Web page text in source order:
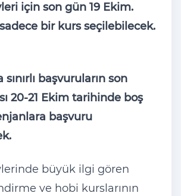
için son gün 19 Ekim.
bir kurs seçilebilecek.
başvuruların son
20-21 Ekim tarihinde boş
başvuru
büyük ilgi gören
ve hobi kurslarının